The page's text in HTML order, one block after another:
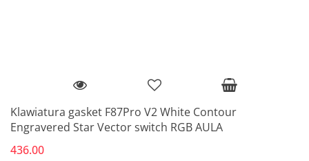
Klawiatura gasket F87Pro V2 White Contour
Engravered Star Vector switch RGB AULA
436.00